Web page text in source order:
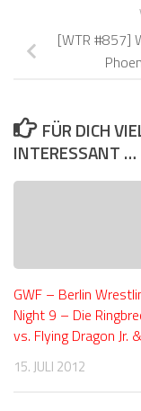
[WTR #857]
FÜR DICH
INTERESSANT …
GWF – Berlin
Night 9 – Die
vs. Flying Dragon Jr.
15. JULI 2012